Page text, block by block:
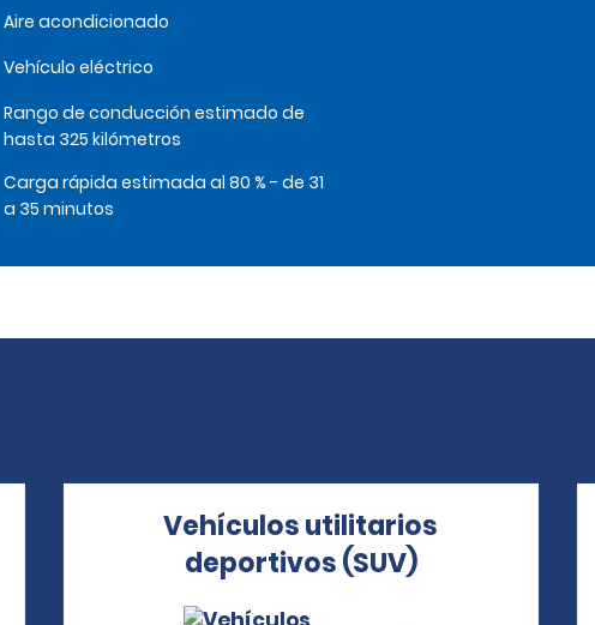
Aire acondicionado
Vehículo eléctrico
Rango de conducción estimado de
hasta 325 kilómetros
Carga rápida estimada al 80 % - de 31
a 35 minutos
Vehículos utilitarios
deportivos (SUV)